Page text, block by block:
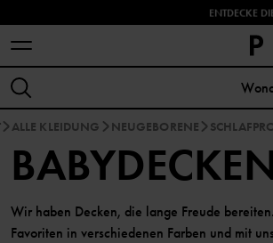
ENTDECKE
ALLE KLEIDUNG NEUGEBORENE
Wir haben Decken, die lange Freude
Favoriten in verschiedenen Farben und mit